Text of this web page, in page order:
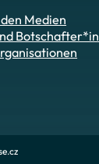
Medien